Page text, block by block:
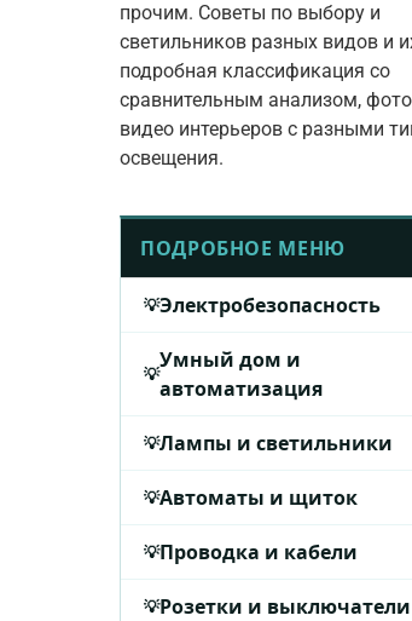
прочим. Советы по выбору и
светильников разных видов и
подробная классификация со
сравнительным анализом,
видео интерьеров с разными
освещения.
ПОДРОБНОЕ МЕНЮ
Электробезопасность
Умный дом и
автоматизация
Лампы и светильники
Автоматы и щиток
Проводка и кабели
Розетки и выключатели